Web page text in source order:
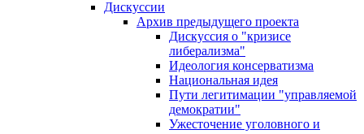
Дискуссии
Архив предыдущего проекта
Дискуссия о "кризисе
либерализма"
Идеология консерватизма
Национальная идея
Пути легитимации "управляемой
демократии"
Ужесточение уголовного и